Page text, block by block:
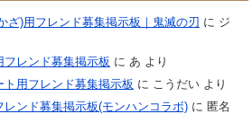
ざ)用フレンド募集掲示板｜鬼滅の刃 に ジ
フレンド募集掲示板 に あ より
ト用フレンド募集掲示板 に こうだいより
レンド募集掲示板(モンハンコラボ)に 匿名